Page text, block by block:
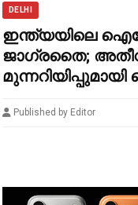
DELHI
ഇന്ത്യയിലെ
ജാഗ്രതൈ;
Published by Editor